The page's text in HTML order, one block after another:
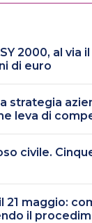
2000, al via
di euro
strategia
leva di
civile.
21 maggio:
il